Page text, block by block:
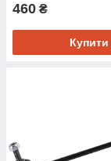
460 ₴
Купити